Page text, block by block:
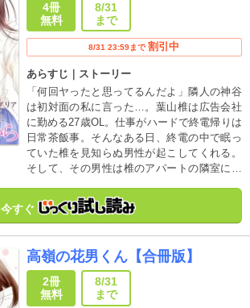
4冊
無料
8/31
まで
8/31 23:59まで 割引中
あらすじ｜ストーリー
「何回ヤったと思ってるんだよ」隣人の神谷
は初対面の私に言った…。葉山椎は広告会社
に勤める27歳OL。仕事がハードで終電帰りは
日常茶飯事。そんなある日、終電の中で眠っ
ていた椎を見知らぬ男性が起こしてくれる。
そして、その男性は椎のアパートの隣室に越
体の隅々まで知っているのは何故!?その神谷
には驚くべき秘密があって…！
今すぐ
高嶺の花男くん【合冊版】
2冊
無料
8/31
まで